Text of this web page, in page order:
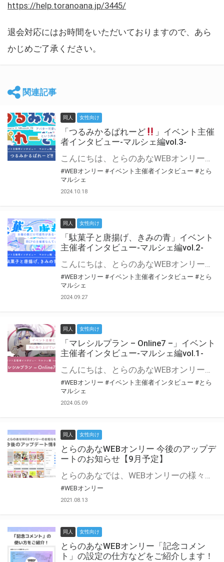
https://help.toranoana.jp/3445/
退会対応にはお時間をいただいておりますので、あら
かじめご了承ください。
関連記事
同人 女性向け
「つるみかるぱれーど
」イベント主催
者インタビュー-マルシェ編vol.3-
こんにちは、とらのあなWEBオンリー運営スタッフです。 新たにお届けする、イベント主催者インタビュー-マルシェ編-は、 とらのあなWEBオンリー「マルシェ」をご利用した主催様に 「マルシェ」を使って開催した感想や心がけをお聞きする企画です。 今回は、WEBオンリー初開催「つるみかるぱれーど
#WEBオンリー #イベント主催者インタビュー #とら
マルシェ
2024.10.18
同人 女性向け
「駄菓子と唐揚げ、きみの青」イベント
主催者インタビュー-マルシェ編vol.2-
こんにちは、とらのあなWEBオンリー運営スタッフです。 新たにお届けする、イベント主催者インタビュー-マルシェ編-は、 とらのあなWEBオンリー「マルシェ」をご利用の主催様に 「マルシェ」を使ってイベントを開催した感想や心がけをお聞きする企画です。 今回は、WEBオンリー初開催「駄菓子と唐揚げ、きみの青」より、 主催のぎこ六屋様にお話を伺いました。 協力：ぎこ六屋様／イベント公式Twitter（@krkgwks） とらのあなWEBオンリー「マルシェ」とは？ WEBオンリーでリアルタイムでコミュニケーションがとれるオンライン会場です。
#WEBオンリー #イベント主催者インタビュー #とら
マルシェ
2024.09.27
同人 女性向け
「マレシルプラン – Online7 –」イベント
主催者インタビュー-マルシェ編vol.1-
こんにちは、とらのあなWEBオンリー運営スタッフです。 新たにお届けする、イベント主催者インタビュー-マルシェ編-は、 とらのあなWEBオンリー「マルシェ」をご利用した主催様に 「マルシェ」を使って開催した感想や心がけをお聞きする企画です。 今回は、WEBオンリー開催7回目迎えた「マレシルプラン – Online7 –」より、 主催の玉川うた様にお話を伺いました。 ▼マレシルプランのインタビュー前回記事 「イベント主催者インタビュー vol.6」はこちら 協力：玉川うた様（マレシルプラン実行委員会 代表）／イベント公式Twitter（@mallesil_plan） とらのあなWEBオンリー「マルシェ」とは？ WEBオンリーでリアルタイムでコミュニケーションがとれるオンライン会場です。
#WEBオンリー #イベント主催者インタビュー #とら
マルシェ
2024.05.09
同人 女性向け
とらのあなWEBオンリー 今後のアップデ
ートのお知らせ【9月予定】
とらのあなでは、WEBオンリーの様々な支援を実施しています。 今回は2021年9月に実装を予定しているアップデート情報についてご紹介いたします。 とらのあなWEBオンリーサイトはこちら
#WEBオンリー
2021.08.13
同人 女性向け
とらのあなWEBオンリー「記念コメン
ト」の設定の仕方などをご紹介します！